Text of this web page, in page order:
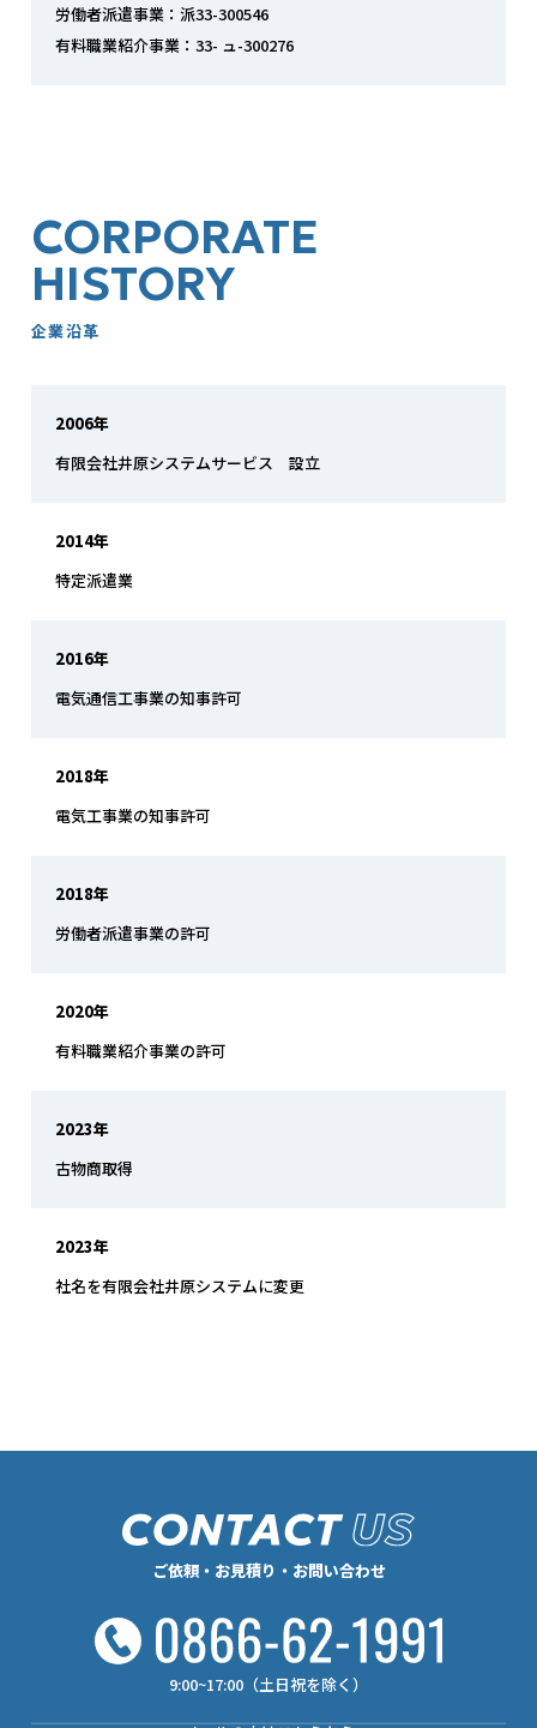
労働者派遣事業：派33-300546
有料職業紹介事業：33- ュ-300276
CORPORATE
HISTORY
企業沿革
2006年
有限会社井原システムサービス 設立
2014年
特定派遣業
2016年
電気通信工事業の知事許可
2018年
電気工事業の知事許可
2018年
労働者派遣事業の許可
2020年
有料職業紹介事業の許可
2023年
古物商取得
2023年
社名を有限会社井原システムに変更
ご依頼・お見積り・お問い合わせ
9:00~17:00（土日祝を除く）